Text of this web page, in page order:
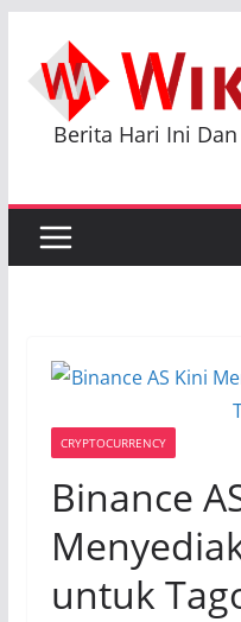
content
Berita Hari Ini
CRYPTOCURRENCY
Binance
untuk